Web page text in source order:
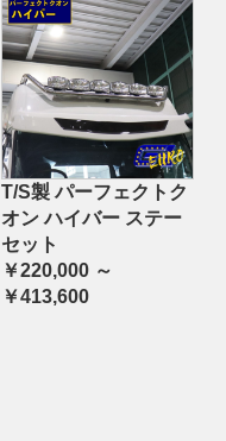
T/S製 パーフェクトク
オン ハイバー ステー
セット
￥220,000 ～
￥413,600